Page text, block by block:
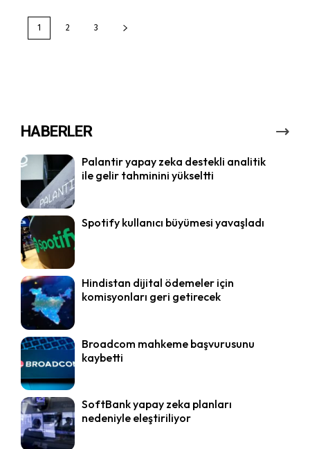
1 2 3
HABERLER
Palantir yapay zeka destekli analitik
ile gelir tahminini yükseltti
Spotify kullanıcı büyümesi yavaşladı
Hindistan dijital ödemeler için
komisyonları geri getirecek
Broadcom mahkeme başvurusunu
kaybetti
SoftBank yapay zeka planları
nedeniyle eleştiriliyor